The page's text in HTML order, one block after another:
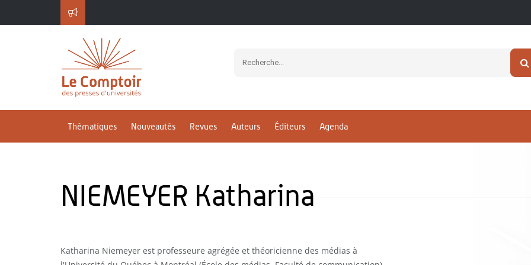
Thématiques Nouveautés Revues Auteurs Éditeurs Agenda
NIEMEYER Katharina
Katharina Niemeyer est professeure agrégée et théoricienne des médias à